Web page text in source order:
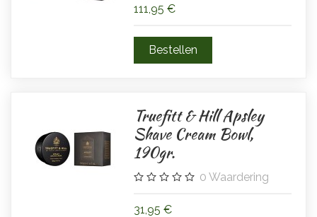
111,95 €
Truefitt & Hill Apsley
Shave Cream Bowl,
190gr.
0 Waardering
31,95 €